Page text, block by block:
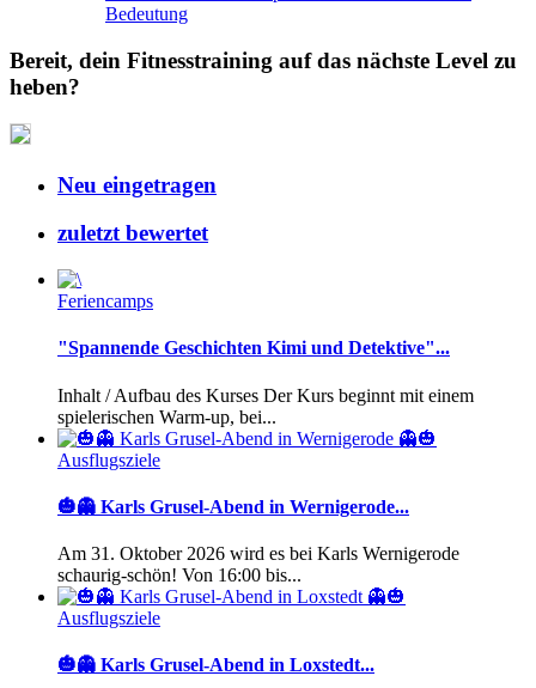
Bedeutung
Bereit, dein Fitnesstraining auf das nächste Level zu
heben?
Neu eingetragen
zuletzt bewertet
Feriencamps
"Spannende Geschichten Kimi und Detektive"...
Inhalt / Aufbau des Kurses Der Kurs beginnt mit einem
spielerischen Warm-up, bei...
Ausflugsziele
🎃👻 Karls Grusel-Abend in Wernigerode...
Am 31. Oktober 2026 wird es bei Karls Wernigerode
schaurig-schön! Von 16:00 bis...
Ausflugsziele
🎃👻 Karls Grusel-Abend in Loxstedt...